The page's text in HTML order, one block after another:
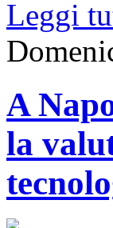
Leggi
A
la